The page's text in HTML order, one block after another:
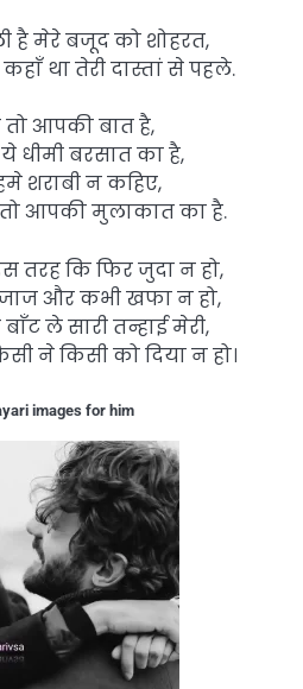
है मेरे बजूद को शोहरत,
कहाँ था तेरी दास्तां से पहले.
आपकी बात है,
धीमी बरसात का है,
शराबी न कहिए,
आपकी मुलाकात का है.
तरह कि फिर जुदा न हो,
और कभी खफा न हो,
ले सारी तन्हाई मेरी,
ने किसी को दिया न हो।
images for him